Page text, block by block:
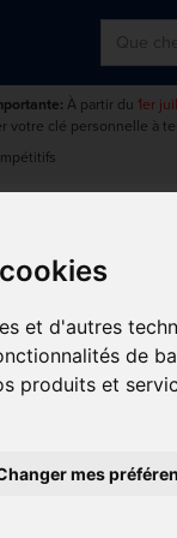
et d'autres
de
produits et
mes
À partir du 1er
votre clé personnelle à
cuisson >Cuisson
GASTRO M